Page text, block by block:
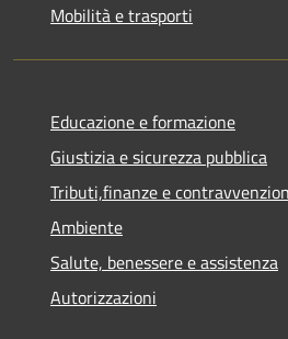
Mobilità e trasporti
Educazione e formazione
Giustizia e sicurezza pubblica
Tributi,finanze e
Ambiente
Salute, benessere e assistenza
Autorizzazioni